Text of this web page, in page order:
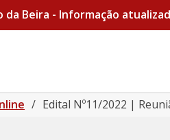
Beira - Informação
/ Edital Nº11/2022 |